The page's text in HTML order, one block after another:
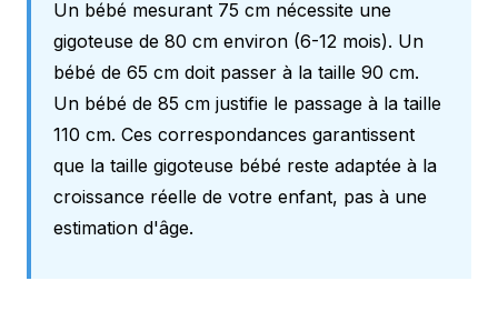
Un bébé mesurant 75 cm nécessite une
gigoteuse de 80 cm environ (6-12 mois). Un
bébé de 65 cm doit passer à la taille 90 cm.
Un bébé de 85 cm justifie le passage à la taille
110 cm. Ces correspondances garantissent
que la taille gigoteuse bébé reste adaptée à la
croissance réelle de votre enfant, pas à une
estimation d'âge.